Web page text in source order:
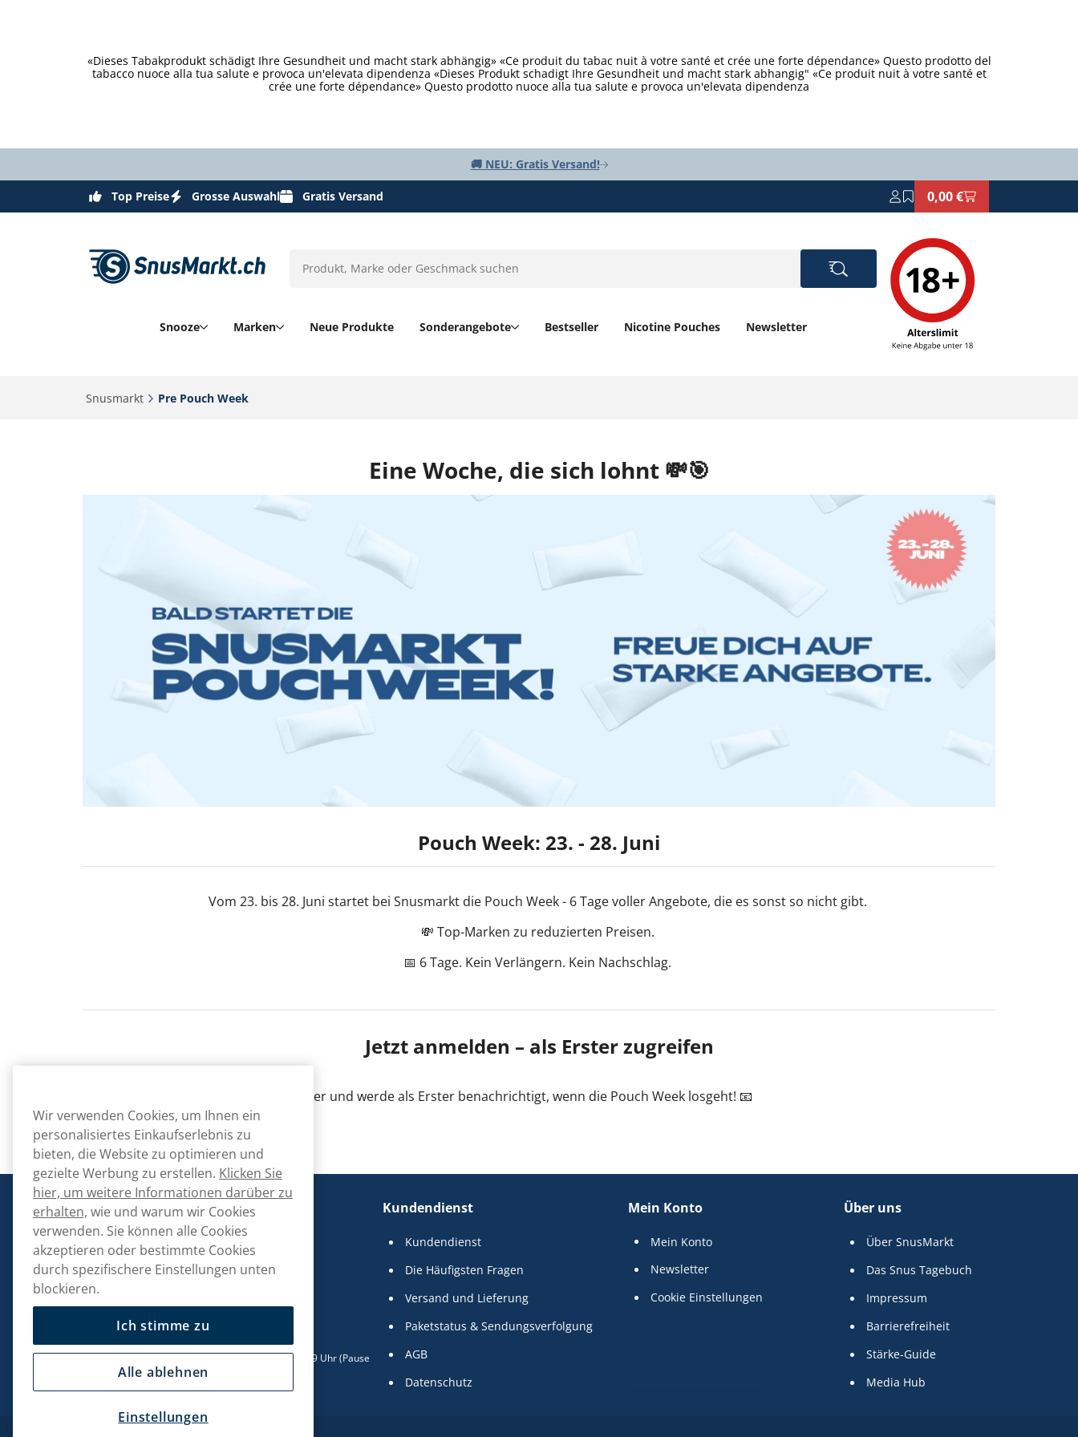
«Dieses Tabakprodukt schädigt Ihre Gesundheit und macht stark abhängig» «Ce produit du tabac nuit à votre santé et crée une forte dépendance» Questo prodotto del
tabacco nuoce alla tua salute e provoca un'elevata dipendenza «Dieses Produkt schadigt Ihre Gesundheit und macht stark abhangig" «Ce produit nuit à votre santé et
crée une forte dépendance» Questo prodotto nuoce alla tua salute e provoca un'elevata dipendenza
🚚 NEU: Gratis Versand!
Top Preise Grosse Auswahl Gratis Versand 0,00 €
Snooze Marken Neue Produkte Sonderangebote Bestseller Nicotine Pouches Newsletter
Snusmarkt‎ Pre Pouch Week‎
Eine Woche, die sich lohnt 💸🎯
Pouch Week: 23. - 28. Juni
Vom 23. bis 28. Juni startet bei Snusmarkt die Pouch Week - 6 Tage voller Angebote, die es sonst so nicht gibt.
💸 Top-Marken zu reduzierten Preisen.
📅 6 Tage. Kein Verlängern. Kein Nachschlag.
Jetzt anmelden – als Erster zugreifen
: Abonniere unseren Newsletter und werde als Erster benachrichtigt, wenn die Pouch Week losgeht! 📧
Einstellungen
Snusmarkt
Kontaktiere uns!
hallo@snusmarkt.ch
+410800561053
Mo/Di: 08:30-17 Uhr (Pause 12-13) Mi/Do: 10:30-19 Uhr (Pause
14-15) Fr: 09-17 Uhr (Pause 12-13)
Kundendienst
Kundendienst
Die Häufigsten Fragen
Versand und Lieferung
Paketstatus & Sendungsverfolgung
AGB
Datenschutz
Mein Konto
Mein Konto
Newsletter
Cookie Einstellungen
Über uns
Über SnusMarkt
Das Snus Tagebuch
Impressum
Barrierefreiheit
Stärke-Guide
Media Hub
Wir verwenden Cookies, um Ihnen ein
personalisiertes Einkaufserlebnis zu
bieten, die Website zu optimieren und
gezielte Werbung zu erstellen. Klicken Sie
hier, um weitere Informationen darüber zu
erhalten, wie und warum wir Cookies
verwenden. Sie können alle Cookies
akzeptieren oder bestimmte Cookies
durch spezifischere Einstellungen unten
blockieren.
Ich stimme zu
Alle ablehnen
Einstellungen